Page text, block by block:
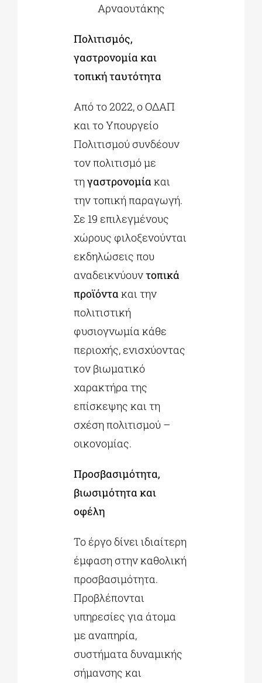
Αρναουτάκης
Πολιτισμός,
γαστρονομία και
τοπική ταυτότητα
Από το 2022, ο ΟΔΑΠ
και το Υπουργείο
Πολιτισμού συνδέουν
τον πολιτισμό με
τηγαστρονομία και
την τοπική παραγωγή.
Σε 19 επιλεγμένους
χώρους φιλοξενούνται
εκδηλώσεις που
αναδεικνύουντοπικά
προϊόντα και την
πολιτιστική
φυσιογνωμία κάθε
περιοχής, ενισχύοντας
τον βιωματικό
χαρακτήρα της
επίσκεψης και τη
σχέση πολιτισμού –
οικονομίας.
Προσβασιμότητα,
βιωσιμότητα και
οφέλη
Το έργο δίνει ιδιαίτερη
έμφαση στην καθολική
προσβασιμότητα.
Προβλέπονται
υπηρεσίες για άτομα
με αναπηρία,
συστήματα δυναμικής
σήμανσης και